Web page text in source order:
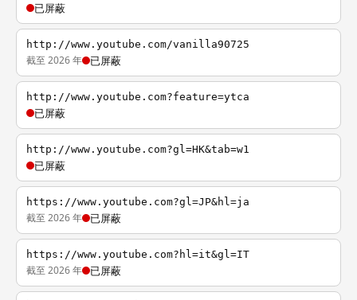
已屏蔽
http://www.youtube.com/vanilla90725
截至 2026 年 已屏蔽
http://www.youtube.com?feature=ytca
已屏蔽
http://www.youtube.com?gl=HK&tab=w1
已屏蔽
https://www.youtube.com?gl=JP&hl=ja
截至 2026 年 已屏蔽
https://www.youtube.com?hl=it&gl=IT
截至 2026 年 已屏蔽